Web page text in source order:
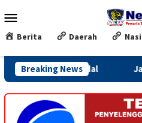
ke
kontenMobile
Berita Daerah
Breaking News
Jateng Siapkan Dana